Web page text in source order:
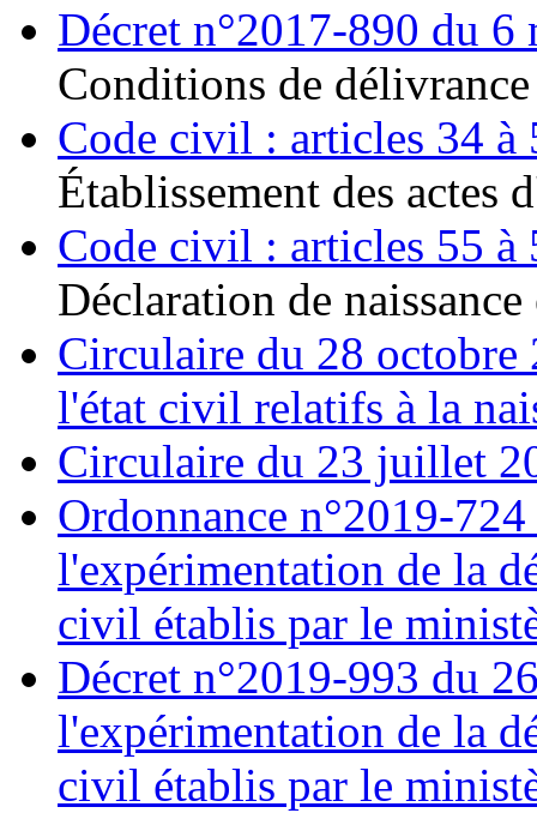
Décret n°2017-890 du
Conditions de
Code civil : articles 34 à
Établissement des actes
Code civil : articles 55 à
Déclaration de
Circulaire du 28 octobre
l'état civil relatifs à la
Circulaire du 23 juillet
Ordonnance n°2019-
l'expérimentation de la
civil établis par le
Décret n°2019-993 du
l'expérimentation de la
civil établis par le